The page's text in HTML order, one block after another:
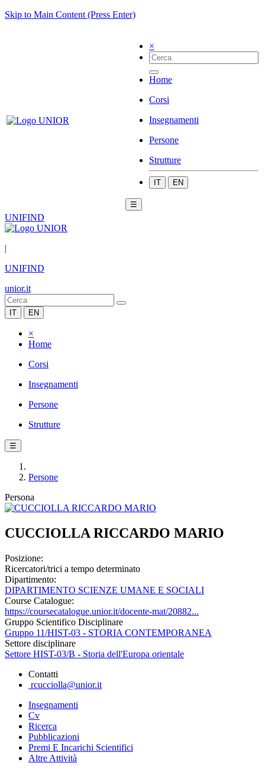
Skip to Main Content (Press Enter)
×
Home
Corsi
Insegnamenti
Persone
Strutture
IT EN
☰
UNIFIND
|
UNIFIND
unior.it
IT EN
×
Home
Corsi
Insegnamenti
Persone
Strutture
☰
Persone
Persona
CUCCIOLLA RICCARDO MARIO
Posizione:
Ricercatori/trici a tempo determinato
Dipartimento:
DIPARTIMENTO SCIENZE UMANE E SOCIALI
Course Catalogue:
https://coursecatalogue.unior.it/docente-mat/20882...
Gruppo Scientifico Disciplinare
Gruppo 11/HIST-03 - STORIA CONTEMPORANEA
Settore disciplinare
Settore HIST-03/B - Storia dell'Europa orientale
Contatti
rcucciolla@unior.it
Insegnamenti
Cv
Ricerca
Pubblicazioni
Premi E Incarichi Scientifici
Altre Attività